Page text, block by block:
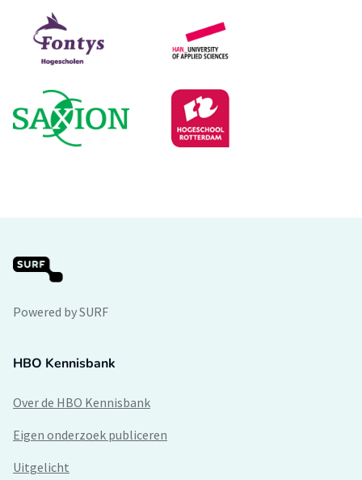
Powered by SURF
HBO Kennisbank
Over de HBO Kennisbank
Eigen onderzoek publiceren
Uitgelicht